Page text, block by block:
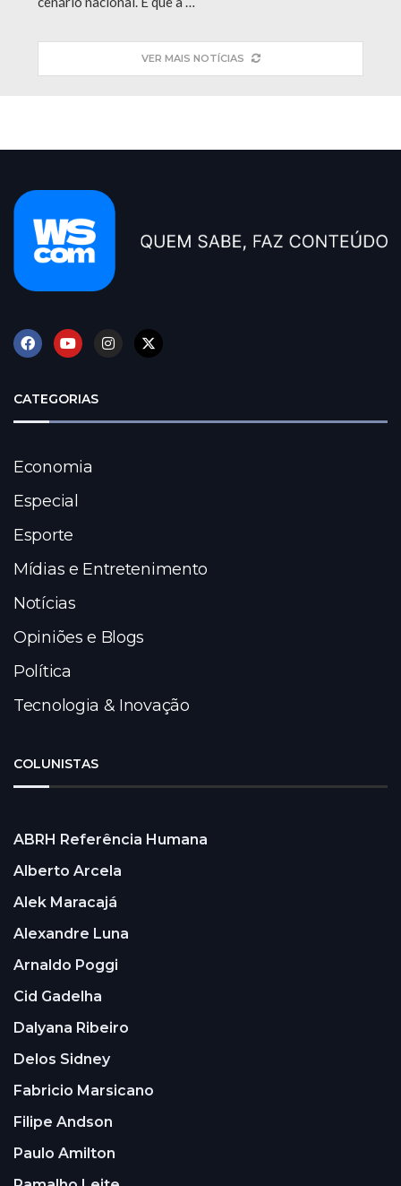
VER MAIS NOTÍCIAS
CATEGORIAS
Economia
Especial
Esporte
Mídias e Entretenimento
Notícias
Opiniões e Blogs
Política
Tecnologia & Inovação
COLUNISTAS
ABRH Referência Humana
Alberto Arcela
Alek Maracajá
Alexandre Luna
Arnaldo Poggi
Cid Gadelha
Dalyana Ribeiro
Delos Sidney
Fabricio Marsicano
Filipe Andson
Paulo Amilton